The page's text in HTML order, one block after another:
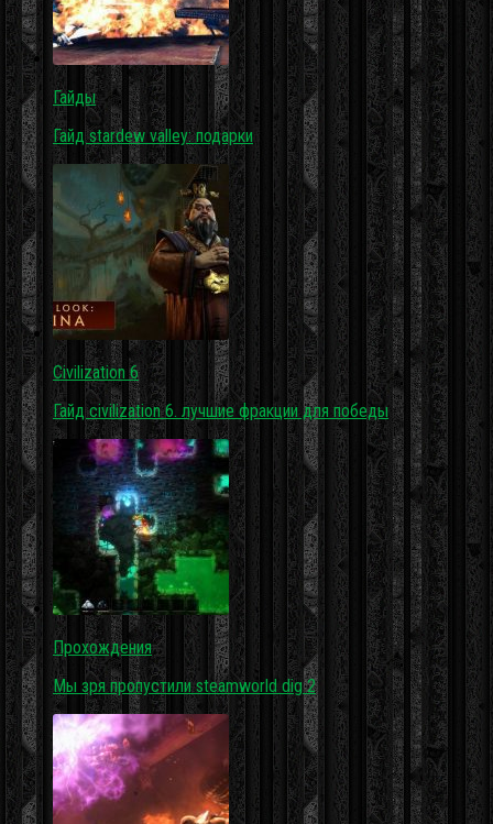
Гайды
Гайд stardew valley: подарки
Civilization 6
Гайд civilization 6. лучшие фракции для победы
Прохождения
Мы зря пропустили steamworld dig 2